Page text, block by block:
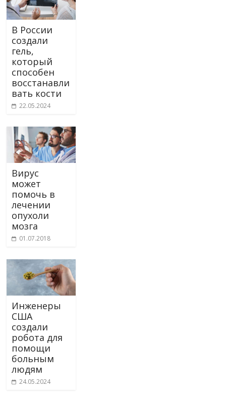
В России
создали
гель,
который
способен
восстанавли
вать кости
22.05.2024
Вирус
может
помочь в
лечении
опухоли
мозга
01.07.2018
Инженеры
США
создали
робота для
помощи
больным
людям
24.05.2024